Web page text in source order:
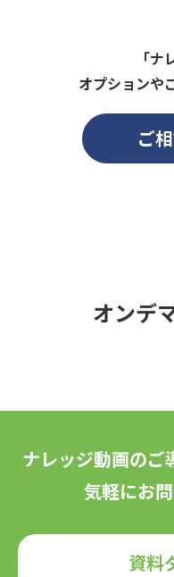
「
オプションや
ご
オンデ
ナレッジ動画のご
気軽にお
資料